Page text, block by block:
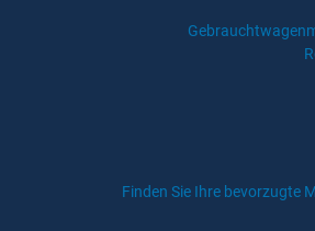
Finden Sie Ihre bevorzugte